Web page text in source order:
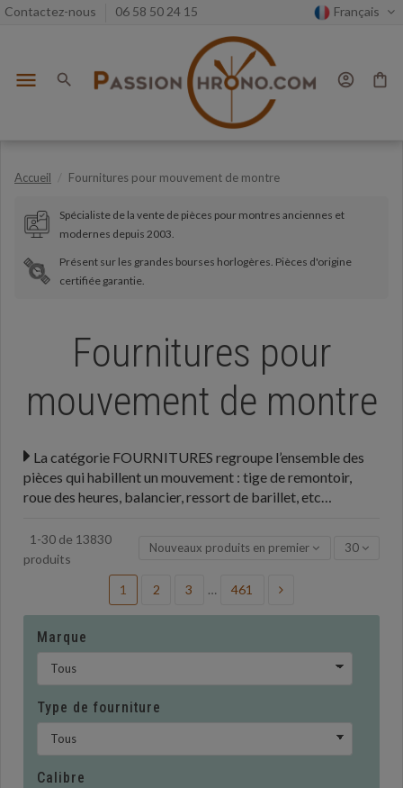
Contactez-nous 06 58 50 24 15 Français
menu search account_circle shopping_bag
Accueil Fournitures pour mouvement de montre
Spécialiste de la vente de pièces pour montres anciennes et
modernes depuis 2003.
Présent sur les grandes bourses horlogères. Pièces d'origine
certifiée garantie.
Fournitures pour
mouvement de montre
La catégorie FOURNITURES regroupe l’ensemble des
pièces qui habillent un mouvement : tige de remontoir,
roue des heures, balancier, ressort de barillet, etc…
1-30 de 13830
produits
Nouveaux produits en premier 30
1 2 3 … 461
Marque
Type de fourniture
Calibre